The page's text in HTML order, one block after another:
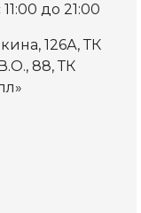
до 21:00
126А, ТК
88, ТК